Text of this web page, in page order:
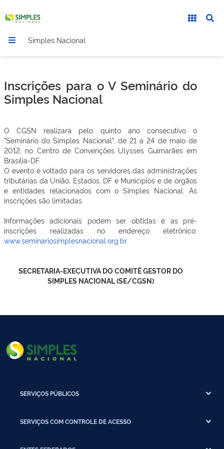
Simples Nacional
Inscrições para o V Seminário do
Simples Nacional
O CGSN realizará pelo quinto ano consecutivo o
"Seminário do Simples Nacional", de 21 a 24 de maio de
2012, no Centro de Convenções Ulysses Guimarães em
Brasília-DF.
O evento é voltado para os servidores das administrações
tributárias da União, Estados, DF e Municípios e de órgãos
e entidades relacionados com o Simples Nacional. As
inscrições são limitadas.
Informações adicionais podem ser obtidas e as pré-
inscrições realizadas no endereço eletrônico:
www.seminariosimplesnacional.org.br.
SECRETARIA-EXECUTIVA DO COMITÊ GESTOR DO
SIMPLES NACIONAL (SE/CGSN)
SERVIÇOS PÚBLICOS
SERVIÇOS COM CONTROLE DE ACESSO